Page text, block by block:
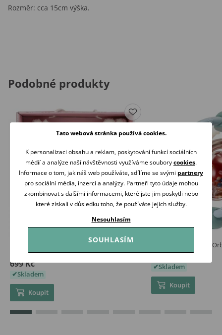
Rozměr: cca 15cm výška.
Podobné produkty
Little Dutch Dárková sada králíček Miffy
Lucky Blossom
699 Kč
Skladem
Koupit
Infantino Chrastítko
195 Kč
Skladem
Koupit
Tato webová stránka používá cookies.
K personalizaci obsahu a reklam, poskytování funkcí sociálních
médií a analýze naší návštěvnosti využíváme souborycookies.
Informace o tom, jak náš web používáte, sdílíme se svými partnery
pro sociální média, inzerci a analýzy. Partneři tyto údaje mohou
zkombinovat s dalšími informacemi, které jste jim poskytli nebo
které získali v důsledku toho, že používáte jejich služby.
Nesouhlasím
SOUHLASÍM